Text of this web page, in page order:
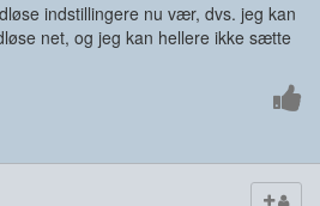
indstillingere nu vær, dvs. jeg kan
net, og jeg kan hellere ikke sætte